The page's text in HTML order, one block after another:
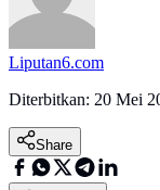
Liputan6.com
Diterbitkan: 20 Mei
Share